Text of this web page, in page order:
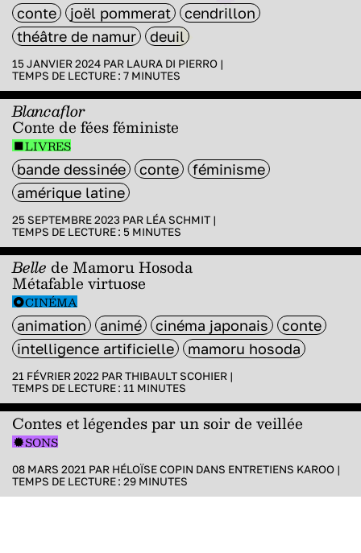
conte joël pommerat
cendrillon
théâtre de namur
deuil
15 JANVIER 2024 PAR LAURA DI PIERRO |
TEMPS DE LECTURE : 7 MINUTES
Blancaflor
Conte de fées féministe
LIVRES
bande dessinée conte
féminisme
amérique latine
25 SEPTEMBRE 2023 PAR LÉA SCHMIT |
TEMPS DE LECTURE : 5 MINUTES
Belle de Mamoru Hosoda
Métafable virtuose
CINÉMA
animation animé cinéma japonais
conte
intelligence artificielle
mamoru hosoda
21 FÉVRIER 2022 PARTHIBAULT SCOHIER |
TEMPS DE LECTURE : 11 MINUTES
Contes et légendes par un soir de veillée
SONS
08 MARS 2021 PAR HÉLOÏSE COPIN DANS ENTRETIENS KAROO |
TEMPS DE LECTURE : 29 MINUTES